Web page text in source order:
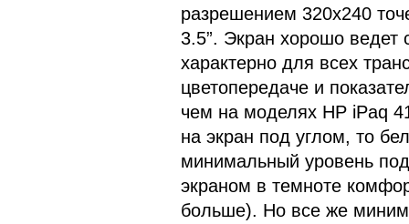
разрешением 320x240
3.5”. Экран хорошо ведет
характерно для всех
цветопередаче и
чем на моделях HP iPaq
на экран под углом, то
минимальный уровень
экраном в темноте
больше). Но все же